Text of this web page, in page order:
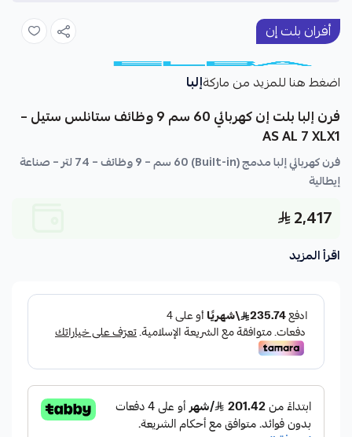
أفران بلت إن
اضغط هنا للمزيد من ماركةإلبا
فرن إلبا بلت إن كهربائي 60 سم 9 وظائف ستانلس ستيل –
AS AL 7 XLX1
فرن كهربائي إلبا مدمج (Built-in) 60 سم – 9 وظائف – 74 لتر – صناعة
إيطالية
2,417
اقرأ المزيد